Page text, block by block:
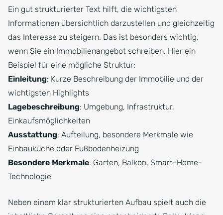
Ein gut strukturierter Text hilft, die wichtigsten
Informationen übersichtlich darzustellen und gleichzeitig
das Interesse zu steigern. Das ist besonders wichtig,
wenn Sie ein Immobilienangebot schreiben. Hier ein
Beispiel für eine mögliche Struktur:
Einleitung: Kurze Beschreibung der Immobilie und der
wichtigsten Highlights
Lagebeschreibung: Umgebung, Infrastruktur,
Einkaufsmöglichkeiten
Ausstattung: Aufteilung, besondere Merkmale wie
Einbauküche oder Fußbodenheizung
Besondere Merkmale: Garten, Balkon, Smart-Home-
Technologie
Neben einem klar strukturierten Aufbau spielt auch die